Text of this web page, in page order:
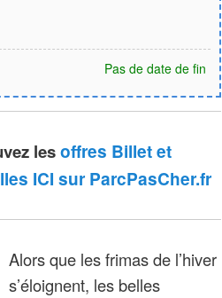
Pas de date de fin
lesoffres Billet et
ICI sur ParcPasCher.fr
Alors que les frimas de l’hiver
s’éloignent, les belles